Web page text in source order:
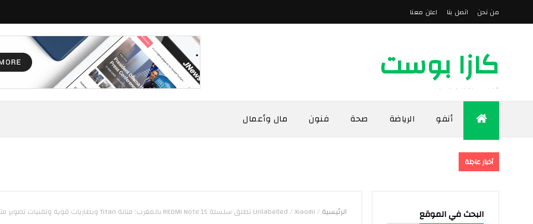
من نحن اتصل بنا اعلن معنا
كازا بوست
أخبار مدينة الدار البيضاء
أنفو الرياضة صحة فنون مال وأعمال
أخبار عاجلة
البحث في الموقع الرئيسية/
/Xiaomi تطلق سلسلة REDMI Note 15 بالمغرب: متانة Titan وبطاريات قوية وتقنيات تصوير متقدم